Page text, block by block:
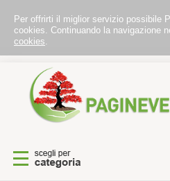
Per offrirti il miglior servizio possibile
cookies. Continuando la navigazione
cookies.